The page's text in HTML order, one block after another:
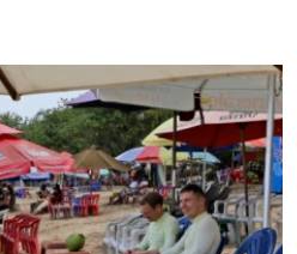
CỦA MỸ: QUÁ KHỨ VÀ HIỆN
TẠI DẢI GAZA
ĐƯỜNG